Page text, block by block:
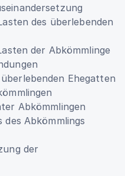
des überlebenden
der Abkömmlinge
Ehegatten
Abkömmlingen
des Abkömmlings
der